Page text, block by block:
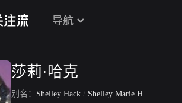
导航
莎莉·哈克
别名： Shelley Hack / Shelley Marie Hack